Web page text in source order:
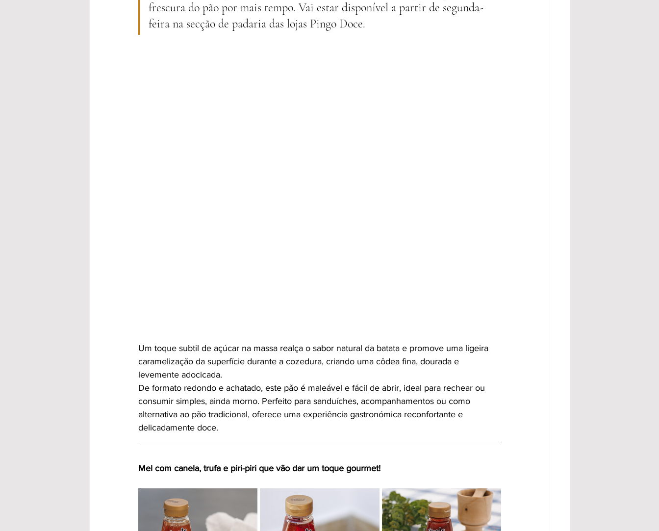
frescura do pão por mais tempo. Vai estar disponível a partir de segunda-
feira na secção de padaria das lojas Pingo Doce.
Um toque subtil de açúcar na massa realça o sabor natural da batata e promove uma ligeira
caramelização da superfície durante a cozedura, criando uma côdea fina, dourada e
levemente adocicada.
De formato redondo e achatado, este pão é maleável e fácil de abrir, ideal para rechear ou
consumir simples, ainda morno. Perfeito para sanduíches, acompanhamentos ou como
alternativa ao pão tradicional, oferece uma experiência gastronómica reconfortante e
delicadamente doce.
Mel com canela, trufa e piri-piri que vão dar um toque gourmet!